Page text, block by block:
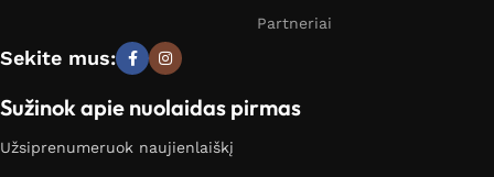
Partneriai
Sekite mus:
Sužinok apie nuolaidas pirmas
Užsiprenumeruok naujienlaiškį